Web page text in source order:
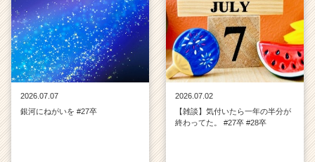
2026.07.07
銀河にねがいを #27卒
2026.07.02
【雑談】気付いたら一年の半分が
終わってた。 #27卒 #28卒